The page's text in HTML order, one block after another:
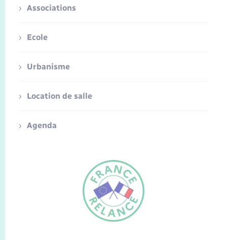
FR
Associations
Ecole
Urbanisme
Location de salle
Agenda